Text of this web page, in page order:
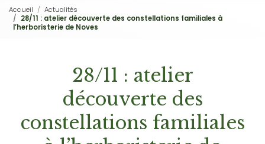
Accueil
Actualités
28/11 : atelier découverte des constellations familiales à
l’herboristerie de Noves
28/11 : atelier
découverte des
constellations familiales